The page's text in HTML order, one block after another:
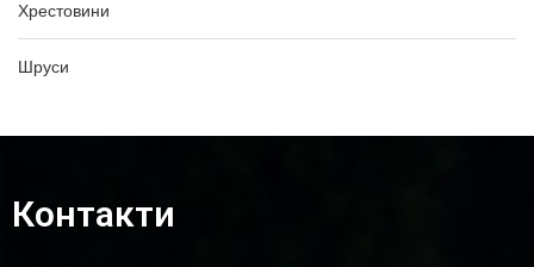
Хрестовини
Шруси
Контакти